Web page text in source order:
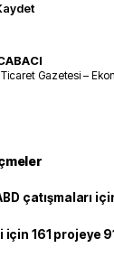
Gazetesi –
çatışmaları
için 161 projeye